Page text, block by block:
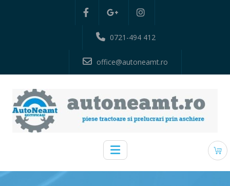
0721-494 412
office@autoneamt.ro